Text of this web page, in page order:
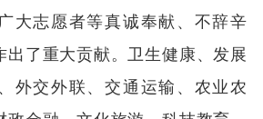
大志愿者等真诚奉献、不辞辛
出了重大贡献。卫生健康、发展
外交外联、交通运输、农业农